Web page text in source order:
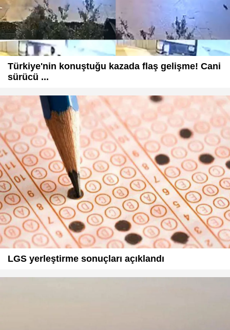
Türkiye'nin konuştuğu kazada flaş gelişme! Cani
sürücü ...
LGS yerleştirme sonuçları açıklandı